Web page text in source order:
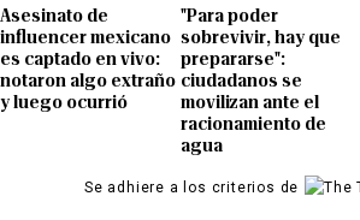
Asesinato de
influencer mexicano
es captado en vivo:
notaron algo extraño
y luego ocurrió
"Para poder
sobrevivir, hay que
prepararse":
ciudadanos se
movilizan ante el
racionamiento de
agua
Se adhiere a los criterios de